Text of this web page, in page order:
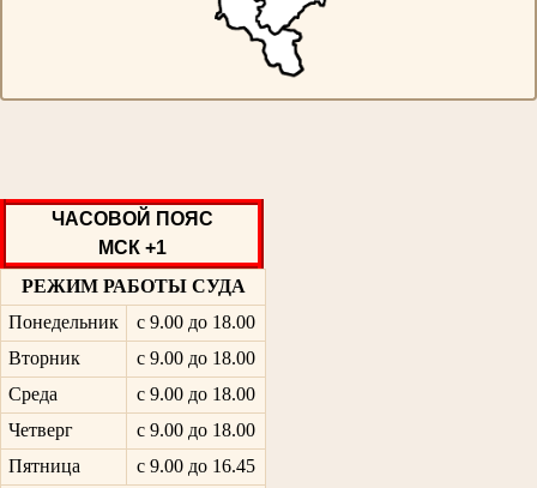
ЧАСОВОЙ ПОЯС
МСК +1
РЕЖИМ РАБОТЫ СУДА
Понедельник
с 9.00 до 18.00
Вторник
с 9.00 до 18.00
Среда
с 9.00 до 18.00
Четверг
с 9.00 до 18.00
Пятница
с 9.00 до 16.45